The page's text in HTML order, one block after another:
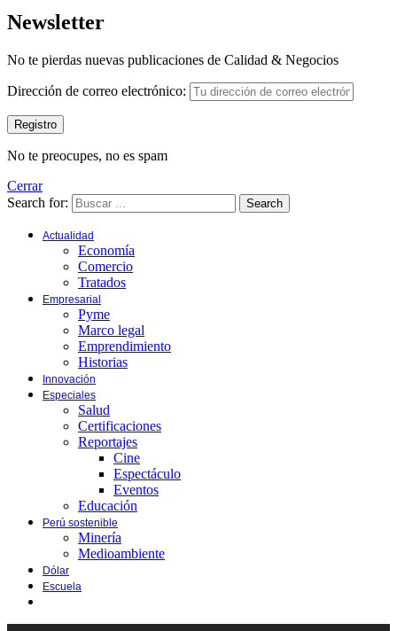
Newsletter
No te pierdas nuevas publicaciones de Calidad & Negocios
Dirección de correo electrónico:
No te preocupes, no es spam
Cerrar
Search for:
Search
Actualidad
Economía
Comercio
Tratados
Empresarial
Pyme
Marco legal
Emprendimiento
Historias
Innovación
Especiales
Salud
Certificaciones
Reportajes
Cine
Espectáculo
Eventos
Educación
Perú sostenible
Minería
Medioambiente
Dólar
Escuela